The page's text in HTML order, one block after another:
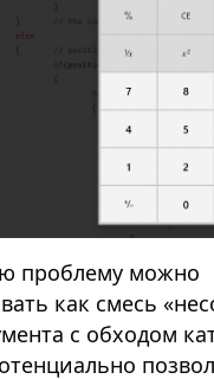
проблему можно
как смесь
с обходом